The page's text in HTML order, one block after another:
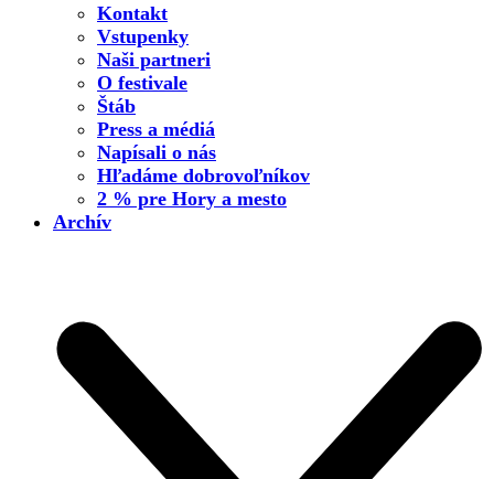
Kontakt
Vstupenky
Naši partneri
O festivale
Štáb
Press a médiá
Napísali o nás
Hľadáme dobrovoľníkov
2 % pre Hory a mesto
Archív